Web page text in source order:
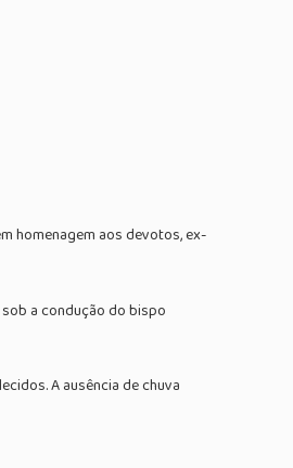
homenagem aos devotos, ex-
a condução do bispo
A ausência de chuva